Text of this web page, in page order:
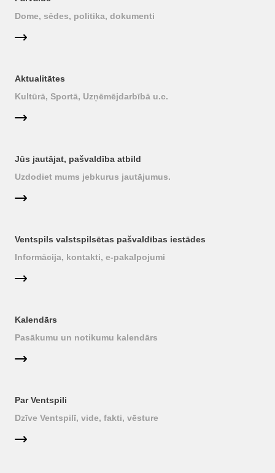
Dome, sēdes, politika, dokumenti
Aktualitātes
Kultūrā, Sportā, Uzņēmējdarbībā u.c.
Jūs jautājat, pašvaldība atbild
Uzdodiet mums jebkurus jautājumus.
Ventspils valstspilsētas pašvaldības iestādes
Informācija, kontakti, e-pakalpojumi
Kalendārs
Pasākumu un notikumu kalendārs
Par Ventspili
Dzīve Ventspilī, vide, fakti, vēsture